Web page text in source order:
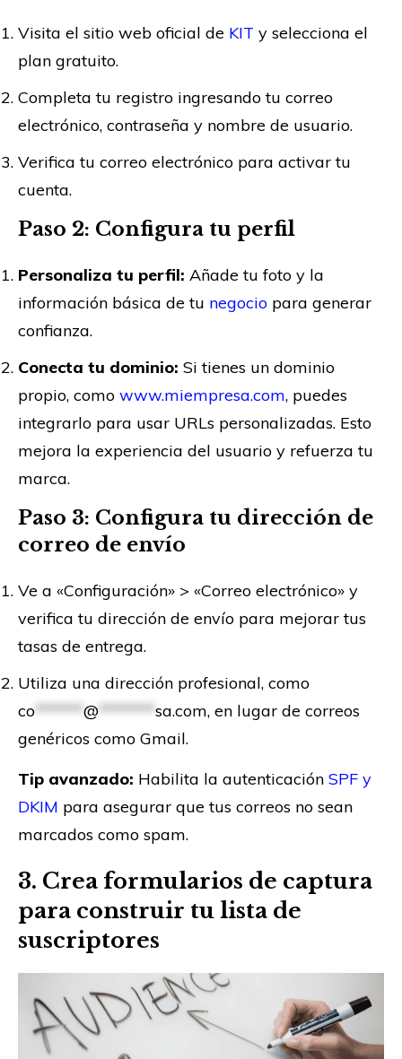
Visita el sitio web oficial de KIT y selecciona el
plan gratuito.
Completa tu registro ingresando tu correo
electrónico, contraseña y nombre de usuario.
Verifica tu correo electrónico para activar tu
cuenta.
Paso 2: Configura tu perfil
Personaliza tu perfil: Añade tu foto y la
información básica de tu negocio para generar
confianza.
Conecta tu dominio: Si tienes un dominio
propio, como www.miempresa.com, puedes
integrarlo para usar URLs personalizadas. Esto
mejora la experiencia del usuario y refuerza tu
marca.
Paso 3: Configura tu dirección de
correo de envío
Ve a «Configuración» > «Correo electrónico» y
verifica tu dirección de envío para mejorar tus
tasas de entrega.
Utiliza una dirección profesional, como
co******@*******sa.com, en lugar de correos
genéricos como Gmail.
Tip avanzado: Habilita la autenticación SPF y
DKIM para asegurar que tus correos no sean
marcados como spam.
3. Crea formularios de captura
para construir tu lista de
suscriptores